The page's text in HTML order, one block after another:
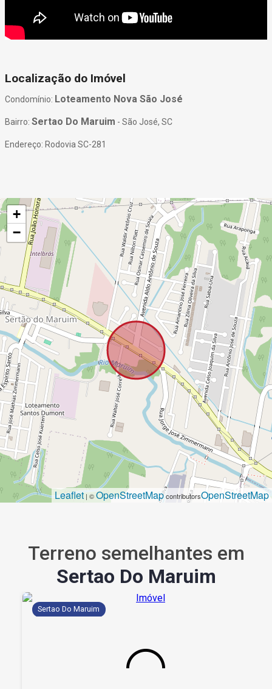
Localização do Imóvel
Condomínio: Loteamento Nova São José
Bairro: Sertao Do Maruim - São José, SC
Endereço: Rodovia SC-281
+
−
Leaflet | ©OpenStreetMapcontributorsOpenStreetMap
Terreno semelhantes em
Sertao Do Maruim
Sertao Do Maruim